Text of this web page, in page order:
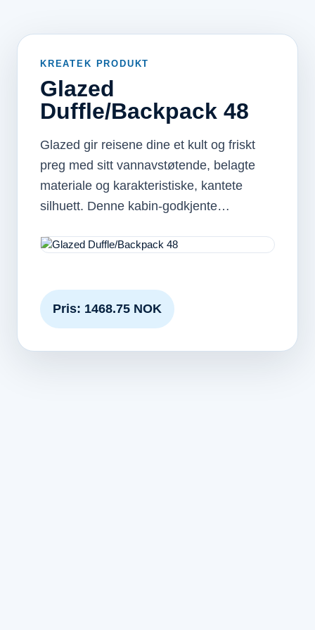
KREATEK PRODUKT
Glazed
Duffle/Backpack 48
Glazed gir reisene dine et kult og friskt
preg med sitt vannavstøtende, belagte
materiale og karakteristiske, kantete
silhuett. Denne kabin-godkjente…
Pris: 1468.75 NOK